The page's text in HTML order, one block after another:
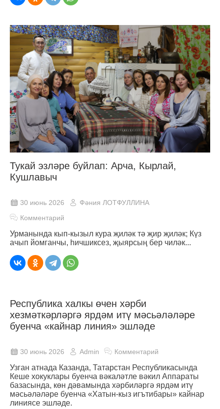
Тукай эзләре буйлап: Арча, Кырлай,
Кушлавыч
30 июнь 2026
Фәния ЛОТФУЛЛИНА
Комментарий
Урманында кып-кызыл кура җиләк тә җир җиләк; Күз
ачып йомганчы, һичшиксез, җыярсың бер чиләк...
Республика халкы өчен хәрби
хезмәткәрләргә ярдәм итү мәсьәләләре
буенча «кайнар линия» эшләде
30 июнь 2026 Admin Комментарий
Узган атнада Казанда, Татарстан Республикасында
Кеше хокуклары буенча вәкаләтле вәкил Аппараты
базасында, көн дәвамында хәрбиләргә ярдәм итү
мәсьәләләре буенча «Хатын-кыз игътибары» кайнар
линиясе эшләде.